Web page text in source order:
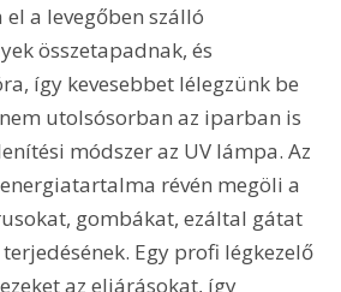
a levegőben szálló
összetapadnak, és
így kevesebbet lélegzünk be
utolsósorban az iparban is
módszer az UV lámpa. Az
révén megöli a
gombákat, ezáltal gátat
Egy profi légkezelő
az eljárásokat, így